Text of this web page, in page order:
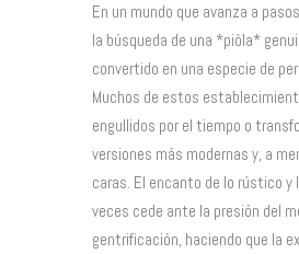
En un mundo que avanza a
la búsqueda de una *piòla*
convertido en una especie de
Muchos de estos
engullidos por el tiempo o
versiones más modernas y, a
caras. El encanto de lo rústico
veces cede ante la presión del
gentrificación, haciendo que la